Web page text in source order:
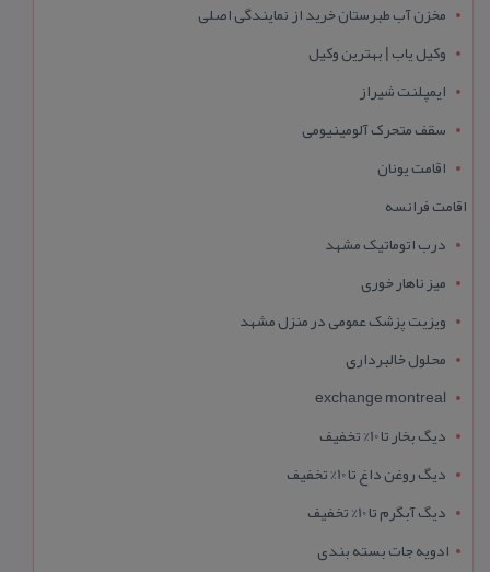
مخزن آب طبرستان خرید از نمایندگی اصلی
وکیل یاب | بهترین وکیل
ایمپلنت شیراز
سقف متحرک آلومینیومی
اقامت یونان
اقامت فرانسه
درب اتوماتیک مشهد
میز ناهار خوری
ویزیت پزشک عمومی در منزل مشهد
محلول خالبرداری
exchange montreal
دیگ بخار تا 10% تخفیف
دیگ روغن داغ تا 10% تخفیف
دیگ آبگرم تا 10% تخفیف
ادویه جات بسته بندی